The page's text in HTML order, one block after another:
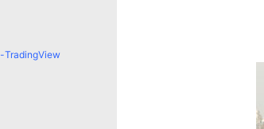
עקוב אחר כל השווקים ב-TradingView